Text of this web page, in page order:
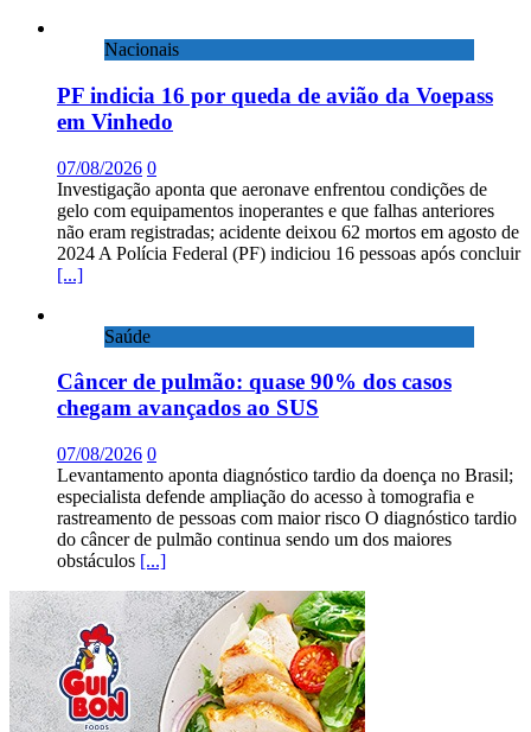
Nacionais
PF indicia 16 por queda de avião da Voepass
em Vinhedo
07/08/2026 0
Investigação aponta que aeronave enfrentou condições de
gelo com equipamentos inoperantes e que falhas anteriores
não eram registradas; acidente deixou 62 mortos em agosto de
2024 A Polícia Federal (PF) indiciou 16 pessoas após concluir
[...]
Saúde
Câncer de pulmão: quase 90% dos casos
chegam avançados ao SUS
07/08/2026 0
Levantamento aponta diagnóstico tardio da doença no Brasil;
especialista defende ampliação do acesso à tomografia e
rastreamento de pessoas com maior risco O diagnóstico tardio
do câncer de pulmão continua sendo um dos maiores
obstáculos [...]